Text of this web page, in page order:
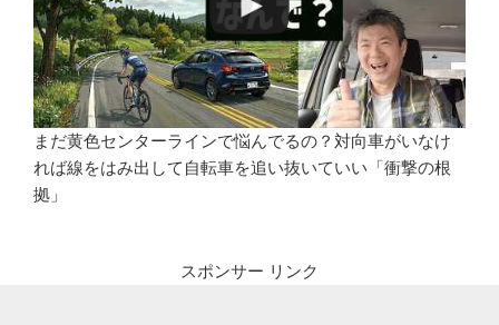
まだ黄色センターラインで悩んでるの？対向車がいなけ
れば線をはみ出して自転車を追い抜いていい「衝撃の根
拠」
スポンサー リンク